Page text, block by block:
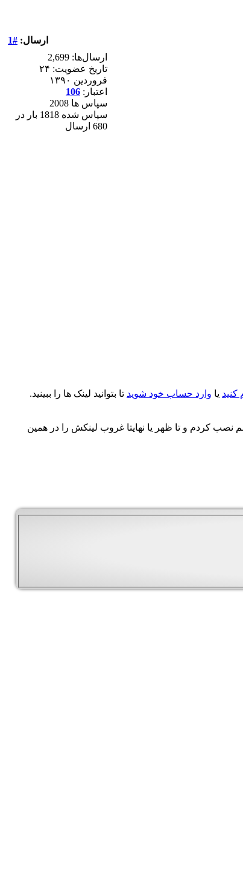
ارسال: #1
ارسال‌ها: 2,699
تاریخ عضویت: ۲۴
فروردين ۱۳۹۰
اعتبار: 106
سپاس ها 2008
سپاس شده 1818 بار در
680 ارسال
کنید یا وارد حساب خود شوید تا بتوانید لینک ها را ببینید.
بعدي اين است كه نمي دانم با جوملا 2.5 كار كنم يا جوملاي 1.5 ( اين بسته اي كه مشاهده مي كنيد براي جوملا 2.5 است ولي من بسته 1.5 هم نصب كردم و تا ظهر يا نهايتا غروب لينكش را در همين